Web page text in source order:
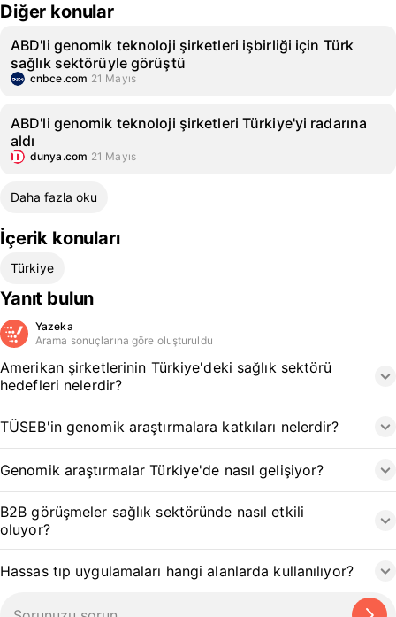
Diğer konular
ABD'li genomik teknoloji şirketleri işbirliği için Türk
sağlık sektörüyle görüştü
cnbce.com 21 Mayıs
ABD'li genomik teknoloji şirketleri Türkiye'yi radarına
aldı
dunya.com 21 Mayıs
Daha fazla oku
İçerik konuları
Türkiye
Yanıt bulun
Yazeka
Arama sonuçlarına göre oluşturuldu
Amerikan şirketlerinin Türkiye'deki sağlık sektörü
hedefleri nelerdir?
TÜSEB'in genomik araştırmalara katkıları nelerdir?
Genomik araştırmalar Türkiye'de nasıl gelişiyor?
B2B görüşmeler sağlık sektöründe nasıl etkili
oluyor?
Hassas tıp uygulamaları hangi alanlarda kullanılıyor?